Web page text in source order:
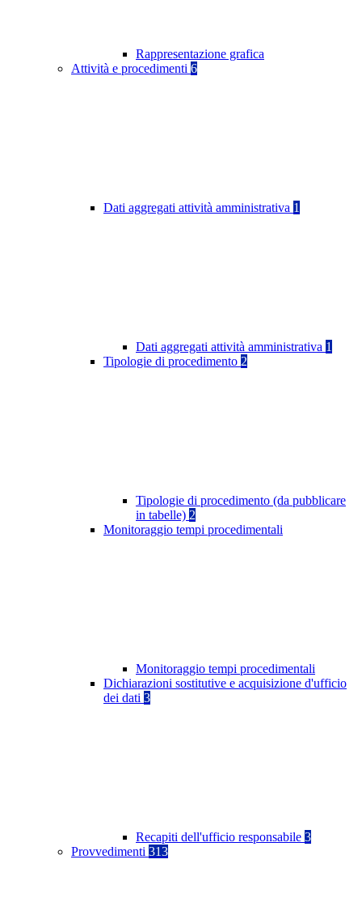
Rappresentazione grafica
Attività e procedimenti 6
Dati aggregati attività amministrativa 1
Dati aggregati attività amministrativa 1
Tipologie di procedimento 2
Tipologie di procedimento (da pubblicare
in tabelle) 2
Monitoraggio tempi procedimentali
Monitoraggio tempi procedimentali
Dichiarazioni sostitutive e acquisizione d'ufficio
dei dati 3
Recapiti dell'ufficio responsabile 3
Provvedimenti 313